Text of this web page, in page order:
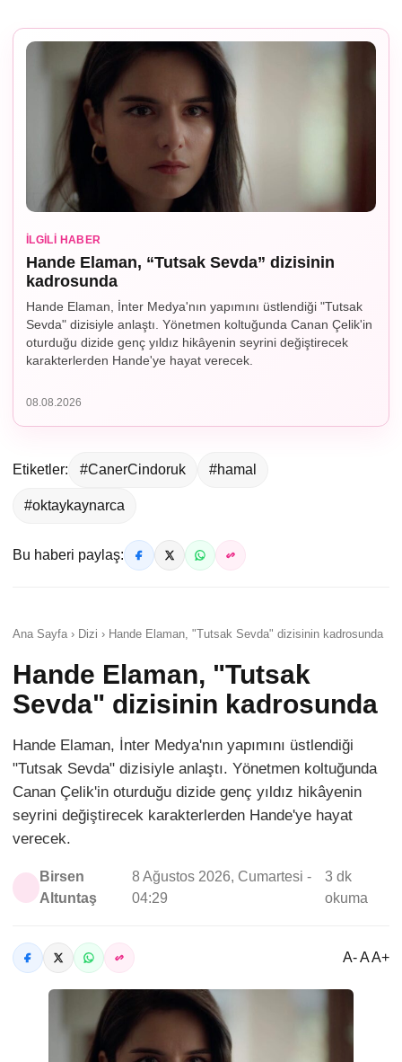
İLGILI HABER
Hande Elaman, “Tutsak Sevda” dizisinin
kadrosunda
Hande Elaman, İnter Medya'nın yapımını üstlendiği "Tutsak
Sevda" dizisiyle anlaştı. Yönetmen koltuğunda Canan Çelik'in
oturduğu dizide genç yıldız hikâyenin seyrini değiştirecek
karakterlerden Hande'ye hayat verecek.
08.08.2026
Etiketler: #CanerCindoruk #hamal
#oktaykaynarca
Bu haberi paylaş:
Ana Sayfa › Dizi › Hande Elaman, "Tutsak Sevda" dizisinin kadrosunda
Hande Elaman, "Tutsak
Sevda" dizisinin kadrosunda
Hande Elaman, İnter Medya'nın yapımını üstlendiği
"Tutsak Sevda" dizisiyle anlaştı. Yönetmen koltuğunda
Canan Çelik'in oturduğu dizide genç yıldız hikâyenin
seyrini değiştirecek karakterlerden Hande'ye hayat
verecek.
Birsen
Altuntaş
8 Ağustos 2026, Cumartesi -
04:29
3 dk
okuma
A- A A+